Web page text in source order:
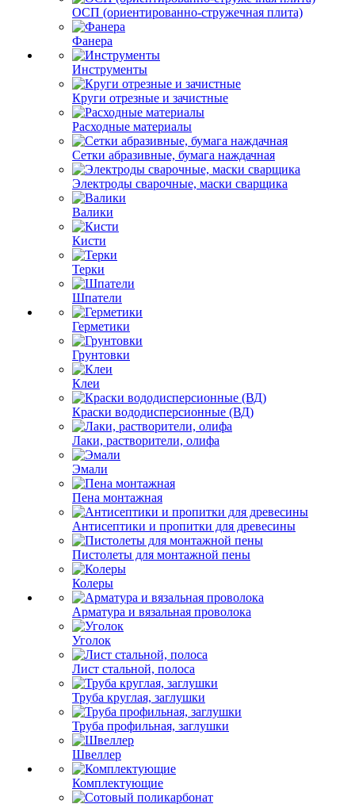
ОСП (ориентированно-стружечная плита)
Фанера
Инструменты
Круги отрезные и зачистные
Расходные материалы
Сетки абразивные, бумага наждачная
Электроды сварочные, маски сварщика
Валики
Кисти
Терки
Шпатели
Герметики
Грунтовки
Клеи
Краски вододисперсионные (ВД)
Лаки, растворители, олифа
Эмали
Пена монтажная
Антисептики и пропитки для древесины
Пистолеты для монтажной пены
Колеры
Арматура и вязальная проволока
Уголок
Лист стальной, полоса
Труба круглая, заглушки
Труба профильная, заглушки
Швеллер
Комплектующие